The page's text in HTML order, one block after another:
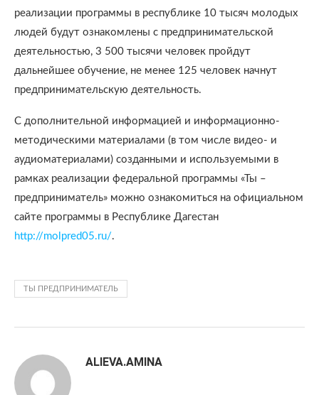
реализации программы в республике 10 тысяч молодых
людей будут ознакомлены с предпринимательской
деятельностью, 3 500 тысячи человек пройдут
дальнейшее обучение, не менее 125 человек начнут
предпринимательскую деятельность.
С дополнительной информацией и информационно-
методическими материалами (в том числе видео- и
аудиоматериалами) созданными и используемыми в
рамках реализации федеральной программы «Ты –
предприниматель» можно ознакомиться на официальном
сайте программы в Республике Дагестан
http://molpred05.ru/.
ТЫ ПРЕДПРИНИМАТЕЛЬ
ALIEVA.AMINA